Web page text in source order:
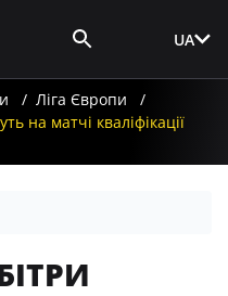
UA
Ліга Європи
на матчі кваліфікації